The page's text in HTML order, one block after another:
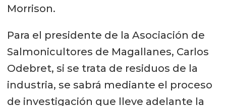
Morrison.
Para el presidente de la Asociación de
Salmonicultores de Magallanes, Carlos
Odebret, si se trata de residuos de la
industria, se sabrá mediante el proceso
de investigación que lleve adelante la